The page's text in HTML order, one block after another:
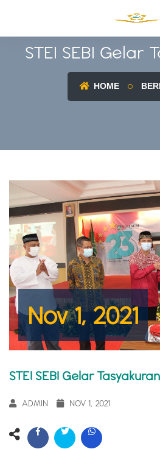
STEI SEBI Gelar
HOME
Nov 1, 2021
STEI SEBI Gelar
ADMIN NOV 1, 2021